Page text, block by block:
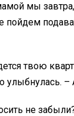
мы
пойдем
твою
улыбнулась. –
не